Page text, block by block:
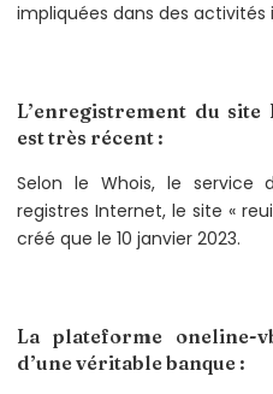
impliquées dans des activités
L’enregistrement du
est très récent :
Selon le Whois, le service
registres Internet, le site «
créé que le 10 janvier 2023.
La plateforme oneline-
d’une véritable banque :